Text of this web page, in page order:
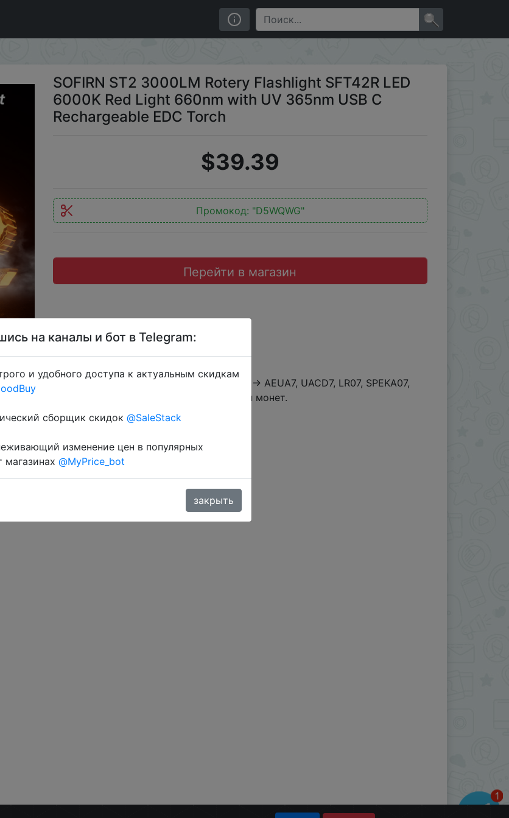
LED 6000K Red Light 660nm with UV 365nm USB C Rechargeable EDC Torch
SOFIRN ST2 3000LM Rotery Flashlight SFT42R LED
6000K Red Light 660nm with UV 365nm USB C
Rechargeable EDC Torch
$39.39
Промокод: "D5WQWG"
Перейти в магазин
товару + промокод на вибір $7/$49 (14.29%) → AEUA7, UACD7, LR07, SPEKA07,
монетками 470 Coins у додатку через розділ монет.
на каналы и бот в Telegram:
и удобного доступа к актуальным скидкам
сборщик скидок @SaleStack
изменение цен в популярных
магазинах @MyPrice_bot
закрыть